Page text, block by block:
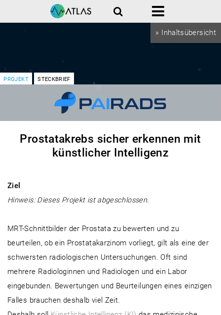
» Inhaltsübersicht
Suche Menü
PROJEKT STECKBRIEF
Prostatakrebs sicher erkennen mit
künstlicher Intelligenz
Ziel
Hinweis: Dieses Projekt ist abgeschlossen.
MRT-Schnittbilder der Prostata zu bewerten und zu
beurteilen, ob ein Prostatakarzinom vorliegt, gilt als eine der
schwersten radiologischen Untersuchungen. Oft sind
mehrere Radiologinnen und Radiologen und ein Labor
eingebunden. Bewertungen und Beurteilungen eines einzigen
Falles brauchen deshalb viel Zeit.